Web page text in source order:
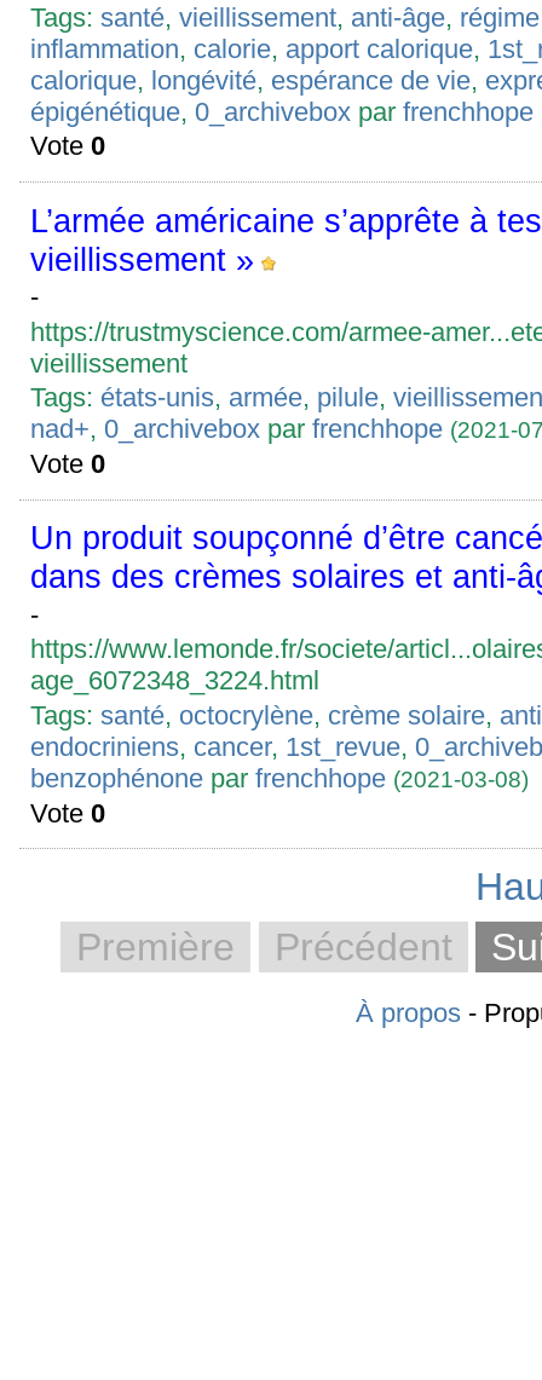
Tags:santé,vieillissement, anti-âge,
inflammation, calorie, apport calorique,
calorique, longévité, espérance de vie,
épigénétique,0_archivebox parfrenchhope
Vote0
L’armée américaine s’apprête à
vieillissement »
-
https://trustmyscience.com/armee-
vieillissement
Tags: états-unis, armée, pilule,
nad+,0_archivebox parfrenchhope (2021-
Vote0
Un produit soupçonné d’être
dans des crèmes solaires et anti-
-
https://www.lemonde.fr/societe/
age_6072348_3224.html
Tags:santé, octocrylène, crème solaire,
endocriniens, cancer, 1st_revue,
benzophénone parfrenchhope (2021-03-08)
Vote0
Première
Précédent
À propos-